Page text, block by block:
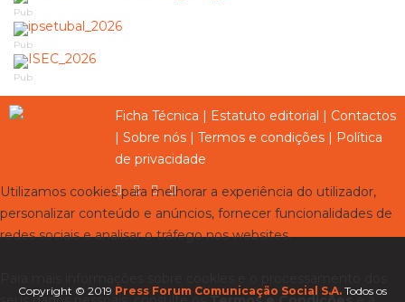
Pub
Pub
Pub
Ficha Técnica | Estatuto editorial | Contactos
| Sobre nós | Termos e condições | Política
de privacidade
Copyright © 2019 Press Forum Comunicação Social S.A. Todos os
Utilizamos cookies para melhorar a experiência do utilizador,
personalizar conteúdo e anúncios, fornecer funcionalidades de
redes sociais e analisar o tráfego nos websites.